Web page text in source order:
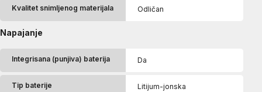
Kvalitet snimljenog materijala Odličan
Napajanje
Integrisana (punjiva) baterija Da
Tip baterije Litijum-jonska